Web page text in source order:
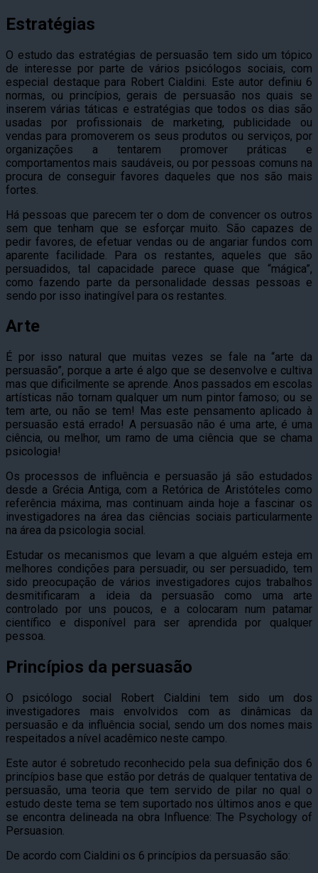
Estratégias
O estudo das estratégias de persuasão tem sido um tópico
de interesse por parte de vários psicólogos sociais, com
especial destaque para Robert Cialdini. Este autor definiu 6
normas, ou princípios, gerais de persuasão nos quais se
inserem várias táticas e estratégias que todos os dias são
usadas por profissionais de marketing, publicidade ou
vendas para promoverem os seus produtos ou serviços, por
organizações a tentarem promover práticas e
comportamentos mais saudáveis, ou por pessoas comuns na
procura de conseguir favores daqueles que nos são mais
fortes.
Há pessoas que parecem ter o dom de convencer os outros
sem que tenham que se esforçar muito. São capazes de
pedir favores, de efetuar vendas ou de angariar fundos com
aparente facilidade. Para os restantes, aqueles que são
persuadidos, tal capacidade parece quase que “mágica”,
como fazendo parte da personalidade dessas pessoas e
sendo por isso inatingível para os restantes.
Arte
É por isso natural que muitas vezes se fale na “arte da
persuasão”, porque a arte é algo que se desenvolve e cultiva
mas que dificilmente se aprende. Anos passados em escolas
artísticas não tornam qualquer um num pintor famoso; ou se
tem arte, ou não se tem! Mas este pensamento aplicado à
persuasão está errado! A persuasão não é uma arte, é uma
ciência, ou melhor, um ramo de uma ciência que se chama
psicologia!
Os processos de influência e persuasão já são estudados
desde a Grécia Antiga, com a Retórica de Aristóteles como
referência máxima, mas continuam ainda hoje a fascinar os
investigadores na área das ciências sociais particularmente
na área da psicologia social.
Estudar os mecanismos que levam a que alguém esteja em
melhores condições para persuadir, ou ser persuadido, tem
sido preocupação de vários investigadores cujos trabalhos
desmitificaram a ideia da persuasão como uma arte
controlado por uns poucos, e a colocaram num patamar
científico e disponível para ser aprendida por qualquer
pessoa.
Princípios da persuasão
O psicólogo social Robert Cialdini tem sido um dos
investigadores mais envolvidos com as dinâmicas da
persuasão e da influência social, sendo um dos nomes mais
respeitados a nível acadêmico neste campo.
Este autor é sobretudo reconhecido pela sua definição dos 6
princípios base que estão por detrás de qualquer tentativa de
persuasão, uma teoria que tem servido de pilar no qual o
estudo deste tema se tem suportado nos últimos anos e que
se encontra delineada na obra Influence: The Psychology of
Persuasion.
De acordo com Cialdini os 6 princípios da persuasão são: